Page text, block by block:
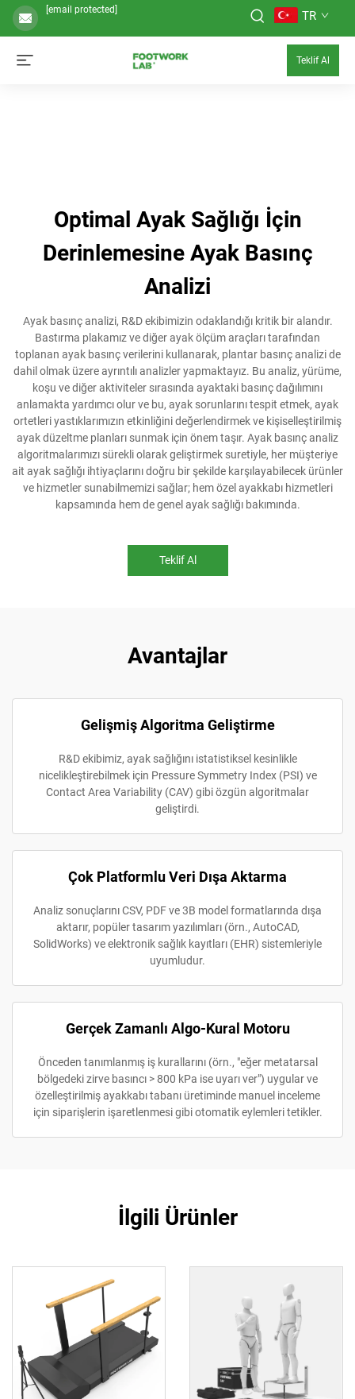
[email protected] TR
Teklif Al
Optimal Ayak Sağlığı İçin
Derinlemesine Ayak Basınç
Analizi
Ayak basınç analizi, R&D ekibimizin odaklandığı kritik bir alandır.
Bastırma plakamız ve diğer ayak ölçüm araçları tarafından
toplanan ayak basınç verilerini kullanarak, plantar basınç analizi de
dahil olmak üzere ayrıntılı analizler yapmaktayız. Bu analiz, yürüme,
koşu ve diğer aktiviteler sırasında ayaktaki basınç dağılımını
anlamakta yardımcı olur ve bu, ayak sorunlarını tespit etmek, ayak
ortetleri yastıklarımızın etkinliğini değerlendirmek ve kişiselleştirilmiş
ayak düzeltme planları sunmak için önem taşır. Ayak basınç analiz
algoritmalarımızı sürekli olarak geliştirmek suretiyle, her müşteriye
ait ayak sağlığı ihtiyaçlarını doğru bir şekilde karşılayabilecek ürünler
ve hizmetler sunabilmemizi sağlar; hem özel ayakkabı hizmetleri
kapsamında hem de genel ayak sağlığı bakımında.
Teklif Al
Avantajlar
Gelişmiş Algoritma Geliştirme
R&D ekibimiz, ayak sağlığını istatistiksel kesinlikle
nicelikleştirebilmek için Pressure Symmetry Index (PSI) ve
Contact Area Variability (CAV) gibi özgün algoritmalar
geliştirdi.
Çok Platformlu Veri Dışa Aktarma
Analiz sonuçlarını CSV, PDF ve 3B model formatlarında dışa
aktarır, popüler tasarım yazılımları (örn., AutoCAD,
SolidWorks) ve elektronik sağlık kayıtları (EHR) sistemleriyle
uyumludur.
Gerçek Zamanlı Algo-Kural Motoru
Önceden tanımlanmış iş kurallarını (örn., "eğer metatarsal
bölgedeki zirve basıncı > 800 kPa ise uyarı ver") uygular ve
özelleştirilmiş ayakkabı tabanı üretiminde manuel inceleme
için siparişlerin işaretlenmesi gibi otomatik eylemleri tetikler.
İlgili Ürünler